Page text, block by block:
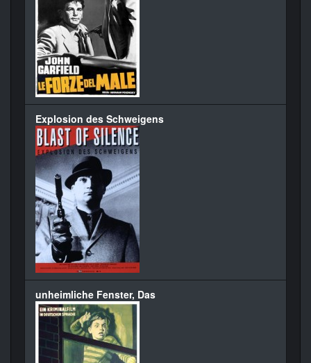
Explosion des Schweigens
unheimliche Fenster, Das